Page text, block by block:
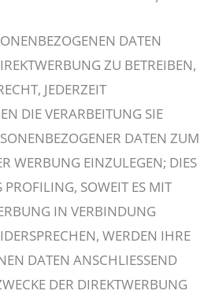
DATEN
ZU BETREIBEN,
JEDERZEIT
DIE VERARBEITUNG SIE
DATEN ZUM
WERBUNG EINZULEGEN; DIES
SOWEIT ES MIT
IN VERBINDUNG
WERDEN IHRE
DATEN ANSCHLIESSEND
DER DIREKTWERBUNG